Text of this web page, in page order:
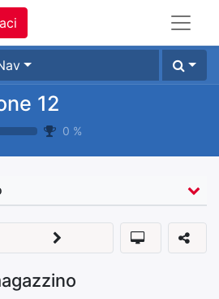
12
0 %